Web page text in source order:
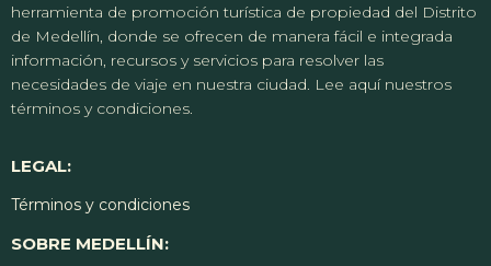
herramienta de promoción turística de propiedad del Distrito
de Medellín, donde se ofrecen de manera fácil e integrada
información, recursos y servicios para resolver las
necesidades de viaje en nuestra ciudad. Lee aquí nuestros
términos y condiciones.
LEGAL:
Términos y condiciones
SOBRE MEDELLÍN: